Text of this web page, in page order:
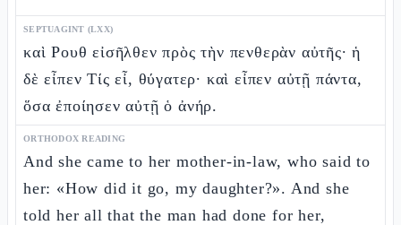
SEPTUAGINT (LXX)
καὶ Ρουθ εἰσῆλθεν πρὸς τὴν πενθερὰν αὐτῆς· ἡ
δὲ εἶπεν Τίς εἶ, θύγατερ· καὶ εἶπεν αὐτῇ πάντα,
ὅσα ἐποίησεν αὐτῇ ὁ ἀνήρ.
ORTHODOX READING
And she came to her mother-in-law, who said to
her: «How did it go, my daughter?». And she
told her all that the man had done for her,